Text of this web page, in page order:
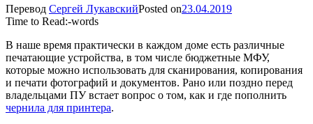
Перевод Сергей ЛукавскийPosted on23.04.2019
Time to Read:-words
В наше время практически в каждом доме есть различные
печатающие устройства, в том числе бюджетные МФУ,
которые можно использовать для сканирования, копирования
и печати фотографий и документов. Рано или поздно перед
владельцами ПУ встает вопрос о том, как и где пополнить
чернила для принтера.